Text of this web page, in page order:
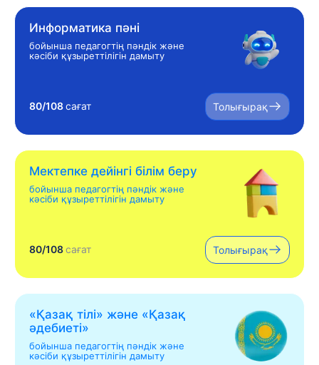
Информатика пәні
бойынша педагогтің пәндік және
кәсіби құзыреттілігін дамыту
80/108сағат Толығырақ
Мектепке дейінгі білім беру
бойынша педагогтің пәндік және
кәсіби құзыреттілігін дамыту
80/108сағат Толығырақ
«Қазақ тілі» жəне «Қазақ
əдебиеті»
бойынша педагогтің пәндік және
кәсіби құзыреттілігін дамыту